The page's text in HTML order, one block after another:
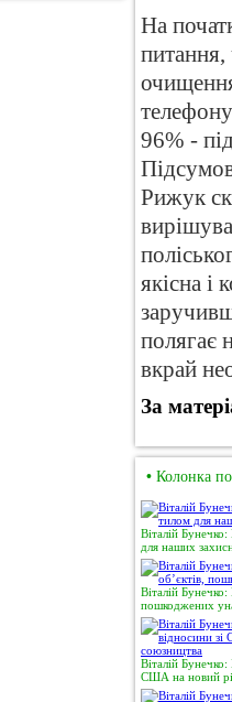
На
питання,
96% -
Рижук
якісна і
полягає
вкрай
За
• Колонка
Віталій
для наших
Віталій
пошкоджених
Віталій
США на новий